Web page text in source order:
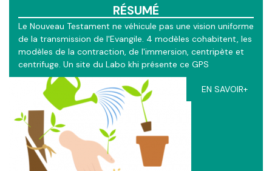
RÉSUMÉ
Le Nouveau Testament ne véhicule pas une vision uniforme
de la transmission de l'Evangile. 4 modèles cohabitent, les
modèles de la contraction, de l'immersion, centripète et
centrifuge. Un site du Labo khi présente ce GPS
: https://labokhi.ch/fond/test/
EN SAVOIR+